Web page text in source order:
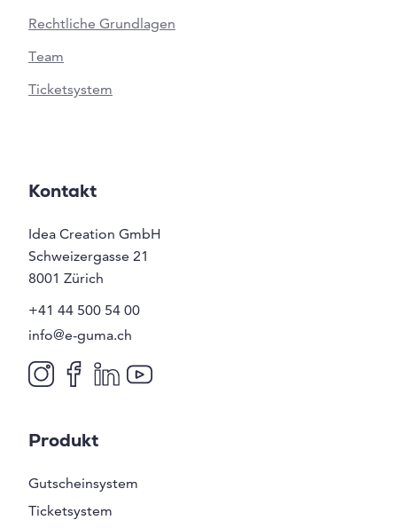
Rechtliche Grundlagen
Team
Ticketsystem
Kontakt
Idea Creation GmbH
Schweizergasse 21
8001 Zürich
+41 44 500 54 00
info@e-guma.ch
Produkt
Gutscheinsystem
Ticketsystem